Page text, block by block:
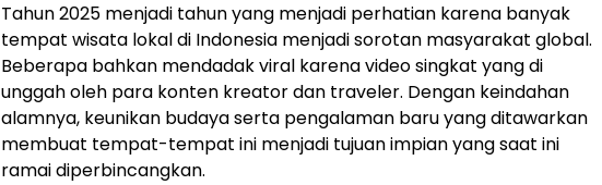
Tahun 2025 menjadi tahun yang menjadi perhatian karena banyak
tempat wisata lokal di Indonesia menjadi sorotan masyarakat global.
Beberapa bahkan mendadak viral karena video singkat yang di
unggah oleh para konten kreator dan traveler. Dengan keindahan
alamnya, keunikan budaya serta pengalaman baru yang ditawarkan
membuat tempat-tempat ini menjadi tujuan impian yang saat ini
ramai diperbincangkan.